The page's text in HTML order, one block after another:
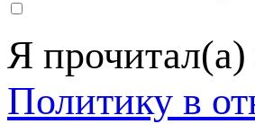
Я
Политику в